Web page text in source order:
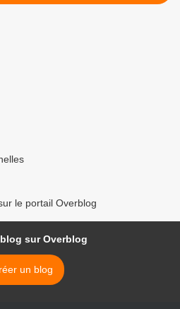
le portail Overblog
sur Overblog
un blog